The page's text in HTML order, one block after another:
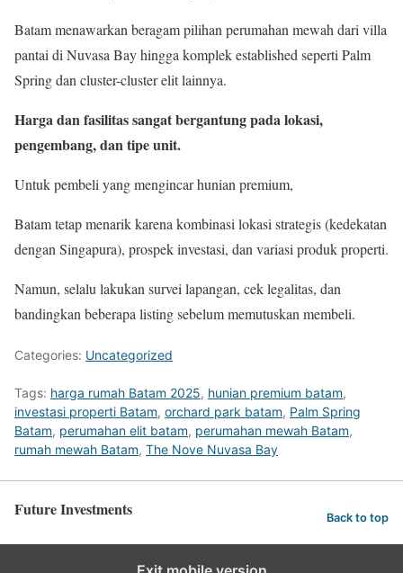
Batam menawarkan beragam pilihan perumahan mewah dari villa
pantai di Nuvasa Bay hingga komplek established seperti Palm
Spring dan cluster-cluster elit lainnya.
Harga dan fasilitas sangat bergantung pada lokasi,
pengembang, dan tipe unit.
Untuk pembeli yang mengincar hunian premium,
Batam tetap menarik karena kombinasi lokasi strategis (kedekatan
dengan Singapura), prospek investasi, dan variasi produk properti.
Namun, selalu lakukan survei lapangan, cek legalitas, dan
bandingkan beberapa listing sebelum memutuskan membeli.
Categories: Uncategorized
Tags: harga rumah Batam 2025, hunian premium batam,
investasi properti Batam, orchard park batam, Palm Spring
Batam, perumahan elit batam, perumahan mewah Batam,
rumah mewah Batam, The Nove Nuvasa Bay
Future Investments Back to top